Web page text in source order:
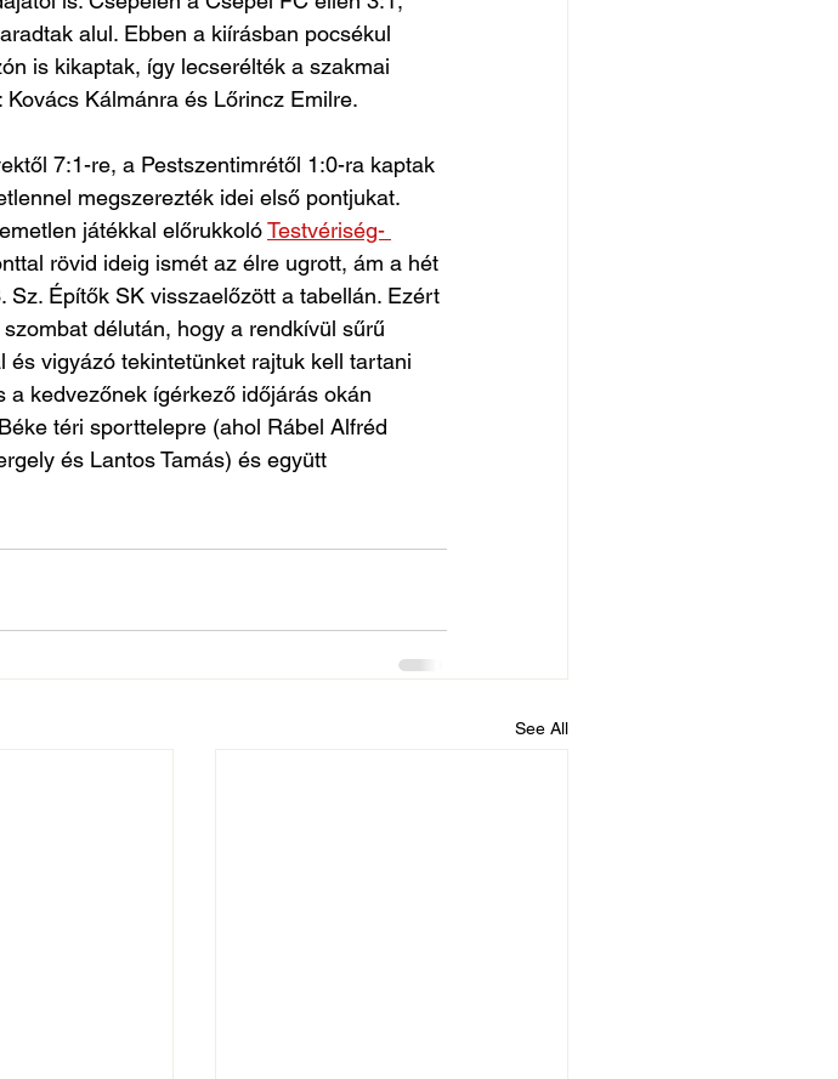
alul. Ebben a kiírásban pocsékul
is kikaptak, így lecserélték a szakmai
Kálmánra és Lőrincz Emilre.
7:1-re, a Pestszentimrétől 1:0-ra kaptak
megszerezték idei első pontjukat.
játékkal előrukkoló Testvériség-
rövid ideig ismét az élre ugrott, ám a hét
Építők SK visszaelőzött a tabellán. Ezért
délután, hogy a rendkívül sűrű
vigyázó tekintetünket rajtuk kell tartani
a kedvezőnek ígérkező időjárás okán
téri sporttelepre (ahol Rábel Alfréd
és Lantos Tamás) és együtt
See All